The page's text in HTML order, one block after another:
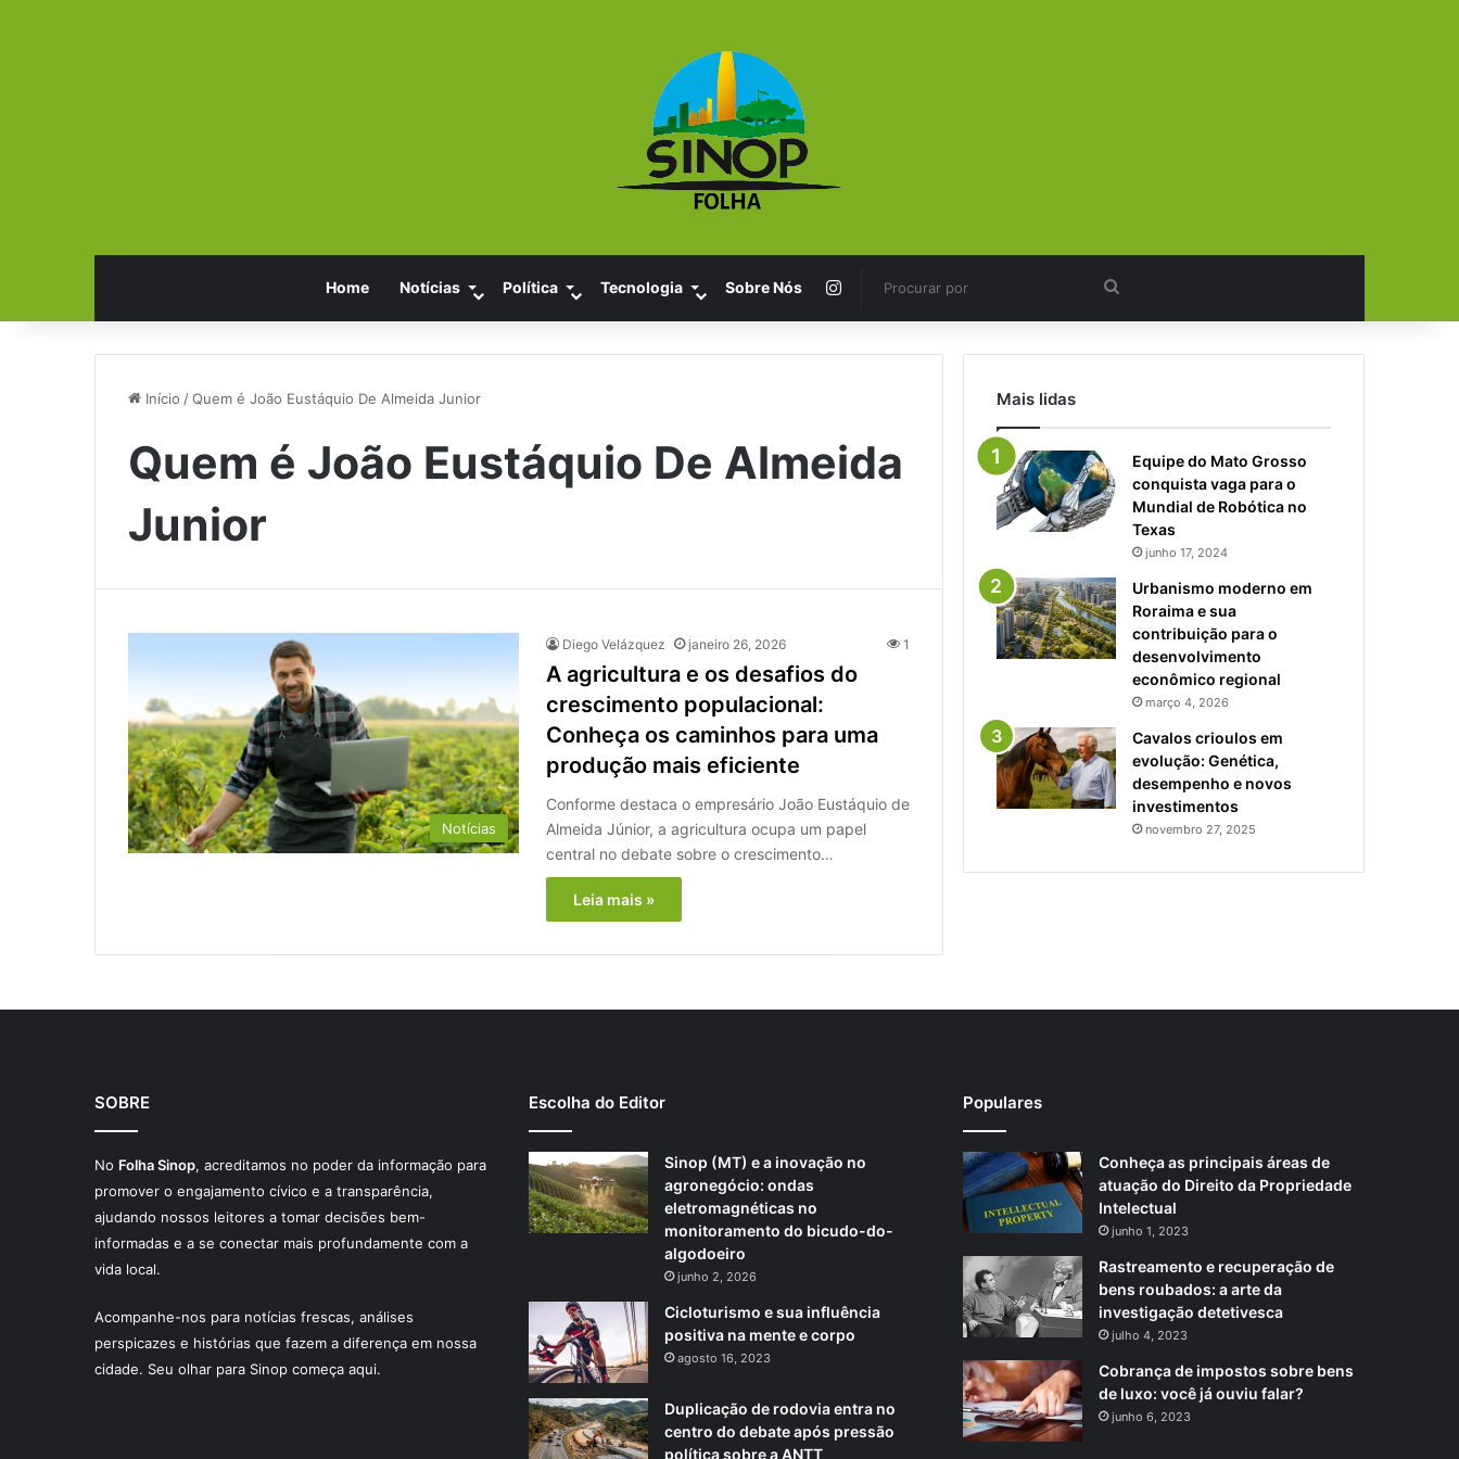
Home Notícias Política Tecnologia Sobre Nós Instagram
Procurar
por
Início /Quem é João Eustáquio De Almeida Junior
Quem é João Eustáquio De Almeida
Junior
Notícias
Diego Velázquez janeiro 26, 2026 1
A agricultura e os desafios do
crescimento populacional:
Conheça os caminhos para uma
produção mais eficiente
Conforme destaca o empresário João Eustáquio de
Almeida Júnior, a agricultura ocupa um papel
central no debate sobre o crescimento…
Leia mais »
Mais lidas
Equipe do Mato Grosso
conquista vaga para o
Mundial de Robótica no
Texas
junho 17, 2024
Urbanismo moderno em
Roraima e sua
contribuição para o
desenvolvimento
econômico regional
março 4, 2026
Cavalos crioulos em
evolução: Genética,
desempenho e novos
investimentos
novembro 27, 2025
SOBRE
No Folha Sinop, acreditamos no poder da informação para
promover o engajamento cívico e a transparência,
ajudando nossos leitores a tomar decisões bem-
informadas e a se conectar mais profundamente com a
vida local.
Acompanhe-nos para notícias frescas, análises
perspicazes e histórias que fazem a diferença em nossa
cidade. Seu olhar para Sinop começa aqui.
Escolha do Editor
Sinop (MT) e a inovação no
agronegócio: ondas
eletromagnéticas no
monitoramento do bicudo-do-
algodoeiro
junho 2, 2026
Cicloturismo e sua influência
positiva na mente e corpo
agosto 16, 2023
Duplicação de rodovia entra no
centro do debate após pressão
política sobre a ANTT
Populares
Conheça as principais áreas de
atuação do Direito da Propriedade
Intelectual
junho 1, 2023
Rastreamento e recuperação de
bens roubados: a arte da
investigação detetivesca
julho 4, 2023
Cobrança de impostos sobre bens
de luxo: você já ouviu falar?
junho 6, 2023